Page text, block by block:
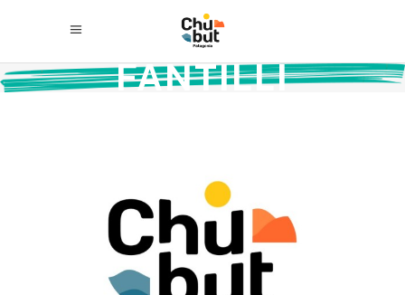
FANTILLI